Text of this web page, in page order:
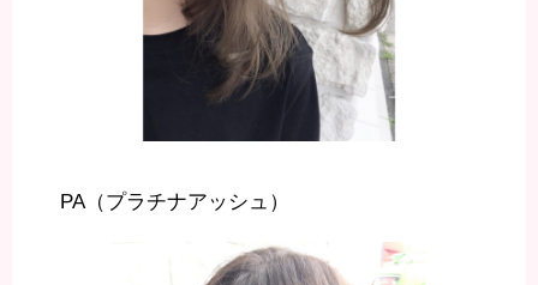
PA（プラチナアッシュ）